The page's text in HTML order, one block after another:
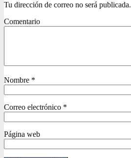
Tu dirección de correo no será publicada.
Comentario
Nombre *
Correo electrónico *
Página web